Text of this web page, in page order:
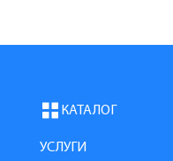
КАТАЛОГ
УСЛУГИ